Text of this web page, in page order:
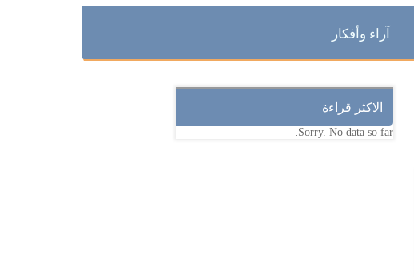
آراء وأفكار
الاكثر قراءة
Sorry. No data so far.